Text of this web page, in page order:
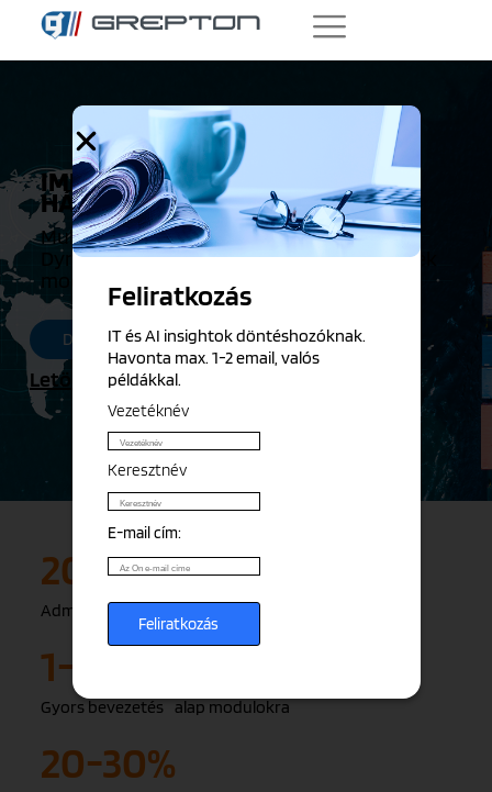
IMPORTŐRI ÉS KERESKEDŐI
HÁLÓZAT - EGY PLATFORMON
Multi-brand, multi-country Microsoft
Dynamics 365 megoldás. Gyártói rendszerek
modern alternatívája.
Demót kérek!
Letöltöm a one-pagert (PDF)
20-30%
Adminisztrációs megtakarítás
1-2 hét
Gyors bevezetés alap modulokra
20-30%
Feliratkozás
IT és AI insightok döntéshozóknak.
Havonta max. 1-2 email, valós
példákkal.
Vezetéknév
Keresztnév
E-mail cím: